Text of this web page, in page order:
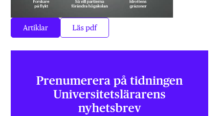
Artiklar Läs pdf
Prenumerera på tidningen
Universitets­lärarens
nyhetsbrev